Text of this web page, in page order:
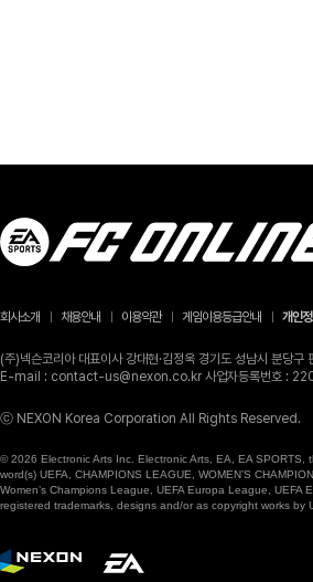
회사소개 채용안내 이용약관 게임이용등급안내 개인
(주)넥슨코리아 대표이사 강대현·김정욱 경기도 성남시
E-mail : contact-us@nexon.co.kr 사업자등록번호 :
ⓒ NEXON Korea Corporation All Rights Reserved.
© 2026 Electronic Arts Inc. Electronic Arts, EA, EA
word(s) UEFA, CHAMPIONS LEAGUE, WOMEN’S
Women’s Champions League, UEFA Europa League,
registered trademarks, designs and/or as copyright works by